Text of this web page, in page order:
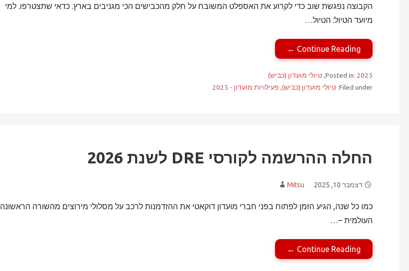
הקבוצה נפגשת שוב כדי לקרוע את האספלט המשובח על חלק מהכבישים הכי מגניבים בארץ. כדאי שתצטרפו. למי
מיועד הטיול: הטיול…
Continue Reading ←
Posted in: 2025
,טיולי מועדון (כביש)
Filed under: טיולי מועדון (כביש), פעילויות מועדון - 2025
החלה ההרשמה לקורסי DRE לשנת 2026
דצמבר 10, 2025 Mitsu
כמו כל שנה, הגיע הזמן לפתוח בפני חברי מועדון דוקאטי את ההזדמנות לרכב על מסלולי מירוצים מהשורה הראשונה
העולמית –…
Continue Reading ←